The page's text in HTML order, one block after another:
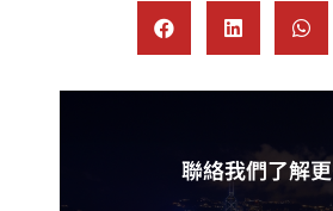
聯絡我們了解